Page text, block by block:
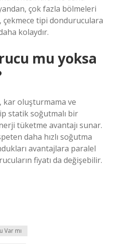
çok fazla bölmeleri
çekmece tipi donduruculara
kolaydır.
mu yoksa
oluşturmama ve
statik soğutmalı bir
tüketme avantajı sunar.
daha hızlı soğutma
avantajlara paralel
fiyatı da değişebilir.
Var mı